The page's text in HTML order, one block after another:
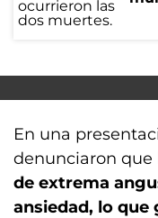
En una
denunciaron que
de extrema
ansiedad, lo que